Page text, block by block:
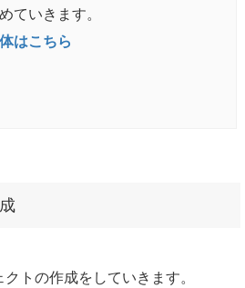
ていきます。
はこちら
トの作成をしていきます。